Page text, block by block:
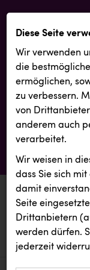
aktuelle
aktuelle
Diese Seite
Wir verwenden
die
ermöglichen,
zu verbessern.
von
anderem auch
verarbeitet.
Wir weisen in
dass Sie sich
damit
Seite
Drittanbietern
werden dürfen.
jederzeit